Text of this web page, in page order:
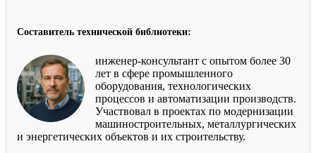
Составитель технической библиотеки:
инженер-консультант с опытом более 30
лет в сфере промышленного
оборудования, технологических
процессов и автоматизации производств.
Участвовал в проектах по модернизации
машиностроительных, металлургических
и энергетических объектов и их строительству.